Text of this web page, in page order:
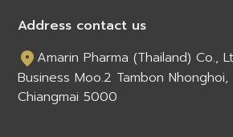
Address contact us
Amarin Pharma (Thailand) Co.,
Business Moo.2 Tambon
Chiangmai 5000